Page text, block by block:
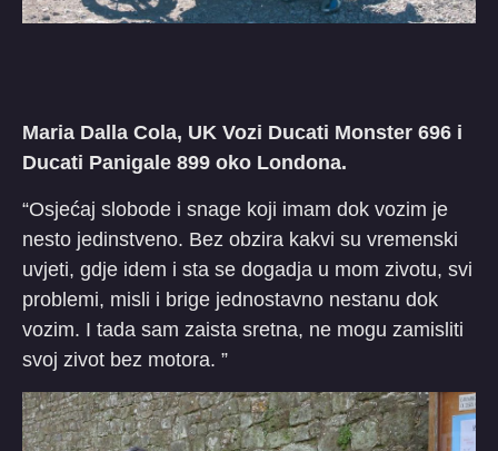
Maria Dalla Cola, UK Vozi Ducati Monster 696 i
Ducati Panigale 899 oko Londona.
“Osjećaj slobode i snage koji imam dok vozim je
nesto jedinstveno. Bez obzira kakvi su vremenski
uvjeti, gdje idem i sta se dogadja u mom zivotu, svi
problemi, misli i brige jednostavno nestanu dok
vozim. I tada sam zaista sretna, ne mogu zamisliti
svoj zivot bez motora. ”